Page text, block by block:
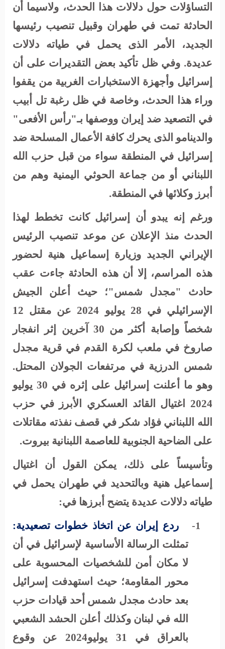
التساؤلات حول دلالات هذا الحدث، ولاسيما أن
الحادثة تمت في طهران وقبيل تنصيب رئيسها
الجديد، الأمر الذى يحمل في طياته دلالات
عديدة. وفي ظل تأكيد بعض التقديرات على أن
إسرائيل وأجهزة الاستخبارات الغربية من يقفوا
وراء هذا الحدث، وخاصة في ظل رغبة تل أبيب
في التصعيد ضد إيران ووصفها بـ"رأس الأفعى"
والدينامو الذى يحرك كافة الأعمال المسلحة ضد
إسرائيل في المنطقة سواء من قبل حزب الله
اللبناني أو من جماعة الحوثي اليمنية وهم من
أبرز وكلائها في المنطقة.
ورغم إنه يبدو أن إسرائيل كانت تخطط لهذا
الحدث منذ الإعلان عن موعد تنصيب الرئيس
الإيراني الجديد وزيارة إسماعيل هنية لحضور
هذه المراسم، إلا أن هذه الحادثة جاءت عقب
حادث "مجدل شمس"؛ حيث أعلن الجيش
الإسرائيلي في 28 يوليو 2024 عن مقتل 12
شخصاً وإصابة أكثر من 30 آخرين إثر انفجار
صاروخ في ملعب لكرة القدم في قرية مجدل
شمس الدرزية في مرتفعات الجولان المحتل.
وهو ما أعلنت إسرائيل على إثره في 30 يوليو
2024 اغتيال القائد العسكري الأبرز في حزب
الله اللبناني فؤاد شكر في قصف نفذته مقاتلات
على الضاحية الجنوبية للعاصمة اللبنانية بيروت.
وتأسيساً على ذلك، يمكن القول أن اغتيال
إسماعيل هنية وبالتحديد في طهران يحمل في
طياته دلالات عديدة يتضح أبرزها في:
1-
ردع إيران عن اتخاذ خطوات تصعيدية:
تمثلت الرسالة الأساسية لإسرائيل في أن
لا مكان أمن للشخصيات المحسوبة على
محور المقاومة؛ حيث استهدفت إسرائيل
بعد حادث مجدل شمس أحد قيادات حزب
الله في لبنان وكذلك أعلن الحشد الشعبي
بالعراق في 31 يوليو2024 عن وقوع